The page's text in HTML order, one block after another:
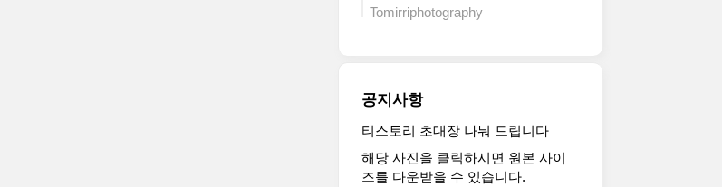
Tomirriphotography
공지사항
티스토리 초대장 나눠 드립니다
해당 사진을 클릭하시면 원본 사이
즈를 다운받을 수 있습니다.